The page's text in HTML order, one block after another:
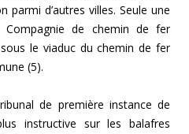
parmi d’autres villes. Seule une
de chemin de fer
le viaduc du chemin de fer
(5).
de première instance de
instructive sur les balafres